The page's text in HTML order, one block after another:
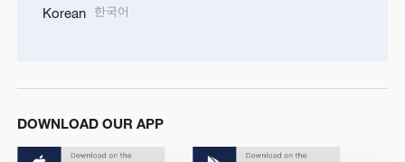
Korean 한국어
DOWNLOAD OUR APP